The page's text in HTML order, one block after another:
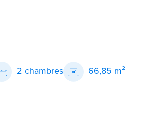
2 chambres 66,85 m²